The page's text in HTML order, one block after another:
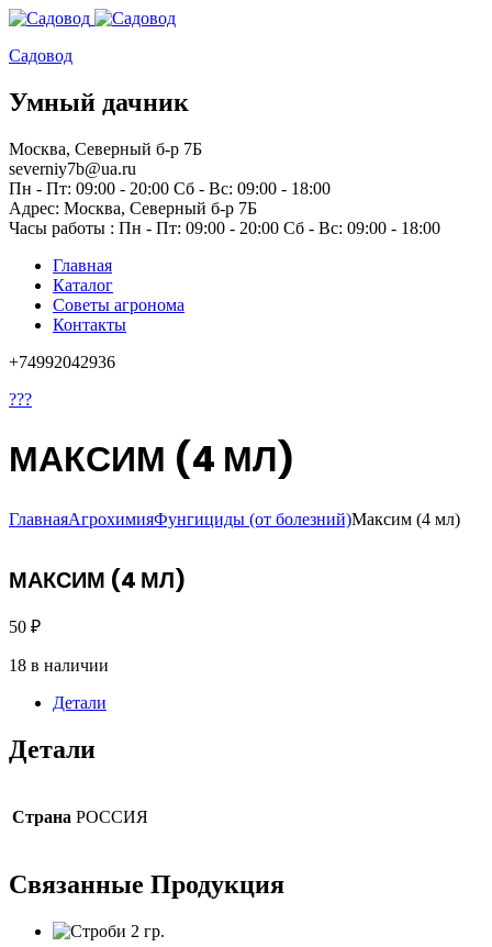
Садовод
Умный дачник
Москва, Северный б-р 7Б
severniy7b@ua.ru
Пн - Пт: 09:00 - 20:00 Сб - Вс: 09:00 - 18:00
Адрес: Москва, Северный б-р 7Б
Часы работы : Пн - Пт: 09:00 - 20:00 Сб - Вс: 09:00 - 18:00
Главная
Каталог
Советы агронома
Контакты
+74992042936
???
МАКСИМ (4 МЛ)
ГлавнаяАгрохимияФунгициды (от болезний)Максим (4 мл)
МАКСИМ (4 МЛ)
50 ₽
18 в наличии
Детали
Детали
Страна РОССИЯ
Связанные Продукция